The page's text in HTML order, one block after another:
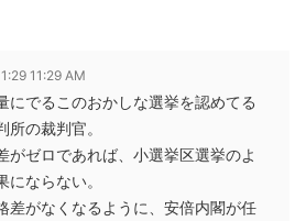
11:29 AM
にでるこのおかしな選挙を認めてる
所の裁判官。
がゼロであれば、小選挙区選挙のよ
にならない。
差がなくなるように、安倍内閣が任